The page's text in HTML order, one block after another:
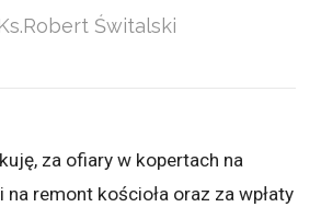
Ks.Robert Świtalski
za ofiary w kopertach na
na remont kościoła oraz za wpłaty